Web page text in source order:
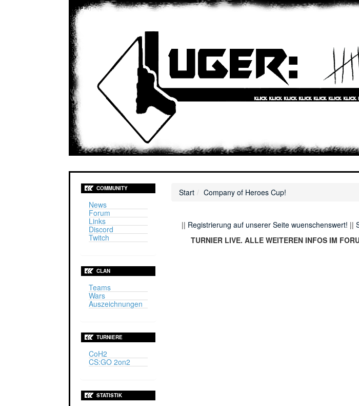
COMMUNITY
News
Forum
Links
Discord
Twitch
CLAN
Teams
Wars
Auszeichnungen
TURNIERE
CoH2
CS:GO 2on2
STATISTIK
Start Company of Heroes Cup!
|| Registrierung auf unserer Seite wuenschenswert! ||
TURNIER LIVE. ALLE WEITEREN INFOS IM